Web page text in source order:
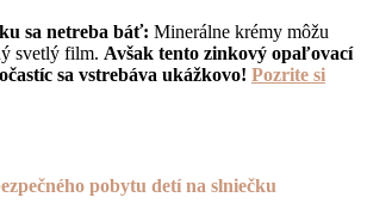
sa netreba báť: Minerálne krémy môžu
svetlý film. Avšak tento zinkový opaľovací
sa vstrebáva ukážkovo! Pozrite si
pobytu detí na slniečku